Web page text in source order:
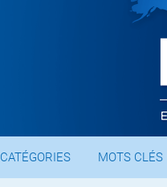
CATÉGORIES MOTS CLÉS